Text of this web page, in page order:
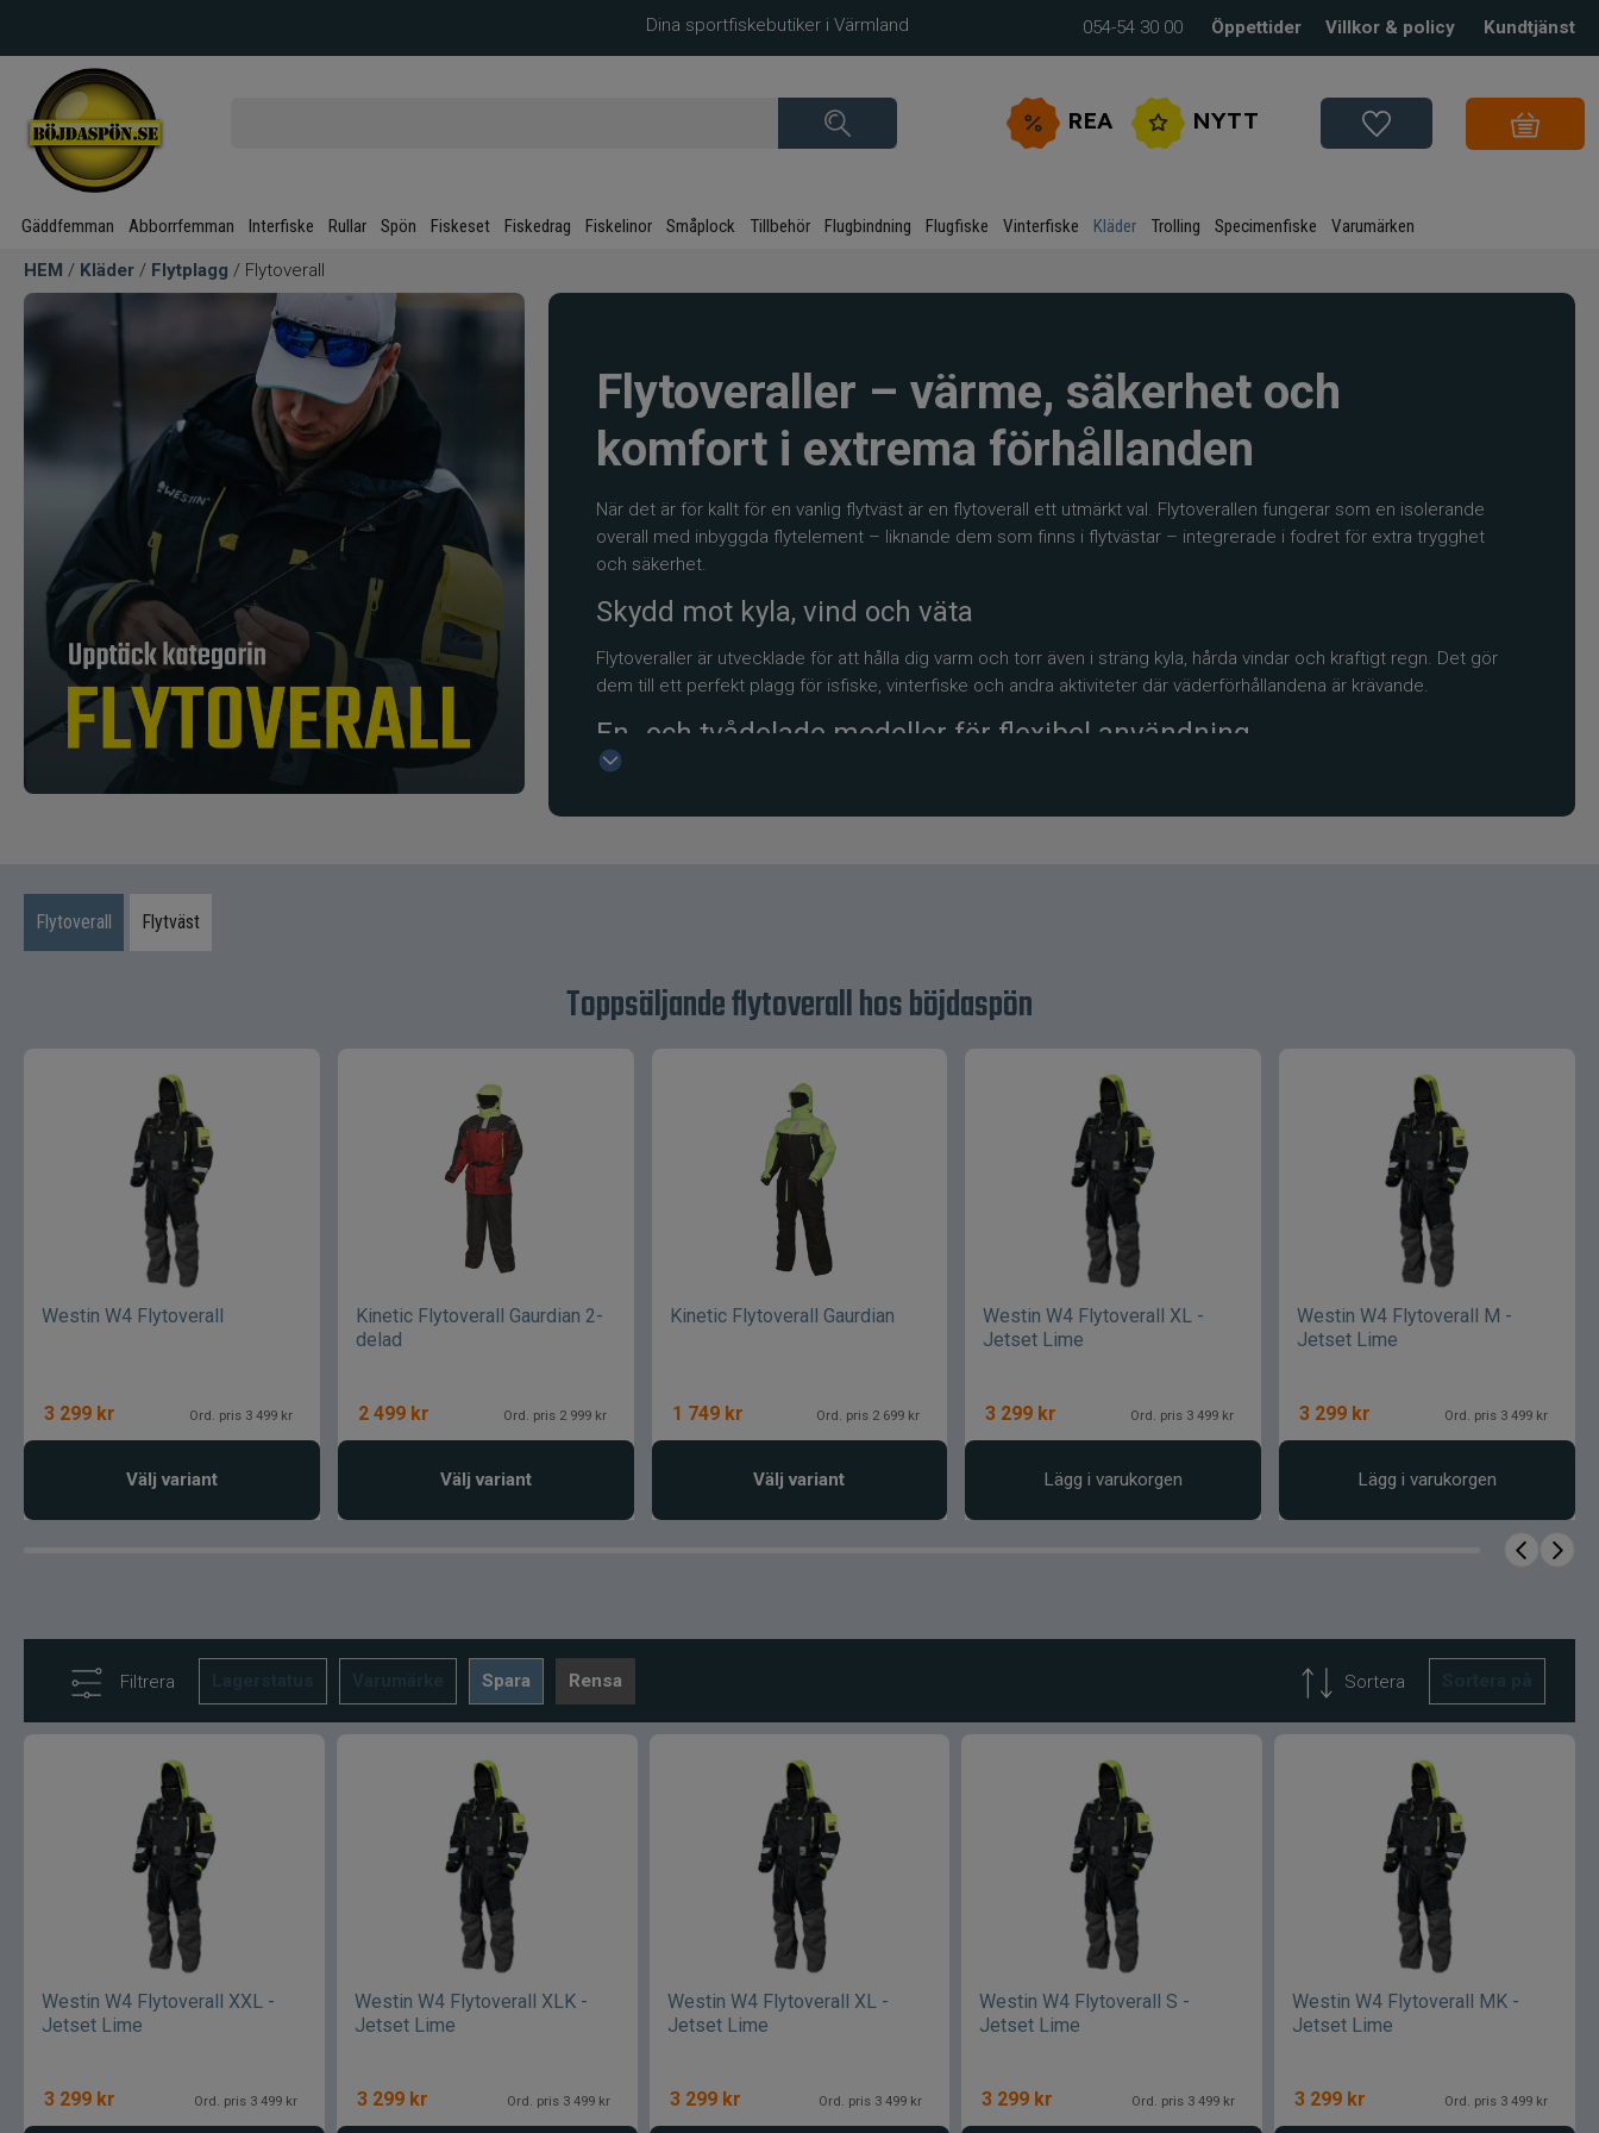
Dina sportfiskebutiker i Värmland 054-54 30 00 Öppettider Villkor & policy Kundtjänst
REA NYTT
Gäddfemman Abborrfemman Interfiske Rullar Spön Fiskeset Fiskedrag Fiskelinor Småplock Tillbehör Flugbindning Flugfiske Vinterfiske Kläder Trolling Specimenfiske Varumärken
HEM / Kläder / Flytplagg / Flytoverall
Flytoveraller – värme, säkerhet och
komfort i extrema förhållanden
När det är för kallt för en vanlig flytväst är en flytoverall ett utmärkt val. Flytoverallen fungerar som en isolerande
overall med inbyggda flytelement – liknande dem som finns i flytvästar – integrerade i fodret för extra trygghet
och säkerhet.
Skydd mot kyla, vind och väta
Flytoveraller är utvecklade för att hålla dig varm och torr även i sträng kyla, hårda vindar och kraftigt regn. Det gör
dem till ett perfekt plagg för isfiske, vinterfiske och andra aktiviteter där väderförhållandena är krävande.
En- och tvådelade modeller för flexibel användning
Utforska vårt sortiment av flytoveraller hos böjdaspön.se och utrusta dig med ett plagg som ger dig både skydd
och komfort när vädret visar sin tuffaste sida.
Flytoverall Flytväst
Toppsäljande flytoverall hos böjdaspön
Westin W4 Flytoverall
3 299 kr Ord. pris 3 499 kr
Välj variant
Kinetic Flytoverall Gaurdian 2-
delad
2 499 kr Ord. pris 2 999 kr
Välj variant
Kinetic Flytoverall Gaurdian
1 749 kr Ord. pris 2 699 kr
Välj variant
Westin W4 Flytoverall XL -
Jetset Lime
3 299 kr Ord. pris 3 499 kr
Lägg i varukorgen
Westin W4 Flytoverall M -
Jetset Lime
3 299 kr Ord. pris 3 499 kr
Lägg i varukorgen
Filtrera Spara Rensa Sortera
Westin W4 Flytoverall XXL -
Jetset Lime
3 299 kr Ord. pris 3 499 kr
Westin W4 Flytoverall XLK -
Jetset Lime
3 299 kr Ord. pris 3 499 kr
Westin W4 Flytoverall XL -
Jetset Lime
3 299 kr Ord. pris 3 499 kr
Westin W4 Flytoverall S -
Jetset Lime
3 299 kr Ord. pris 3 499 kr
Westin W4 Flytoverall MK -
Jetset Lime
3 299 kr Ord. pris 3 499 kr